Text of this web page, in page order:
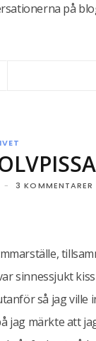
på
3 KOMMENTARER
sinnessjukt
så jag ville
jag märkte att